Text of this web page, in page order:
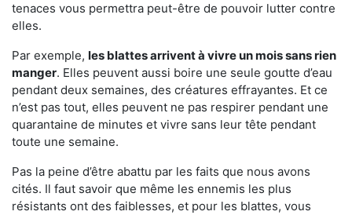
tenaces vous permettra peut-être de pouvoir lutter contre
elles.
Par exemple, les blattes arrivent à vivre un mois sans rien
manger. Elles peuvent aussi boire une seule goutte d’eau
pendant deux semaines, des créatures effrayantes. Et ce
n’est pas tout, elles peuvent ne pas respirer pendant une
quarantaine de minutes et vivre sans leur tête pendant
toute une semaine.
Pas la peine d’être abattu par les faits que nous avons
cités. Il faut savoir que même les ennemis les plus
résistants ont des faiblesses, et pour les blattes, vous